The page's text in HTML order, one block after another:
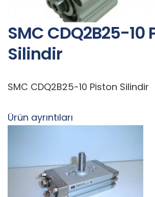
SMC CDQ2B25-10
Silindir
SMC CDQ2B25-10 Piston Silindir
Ürün ayrıntıları